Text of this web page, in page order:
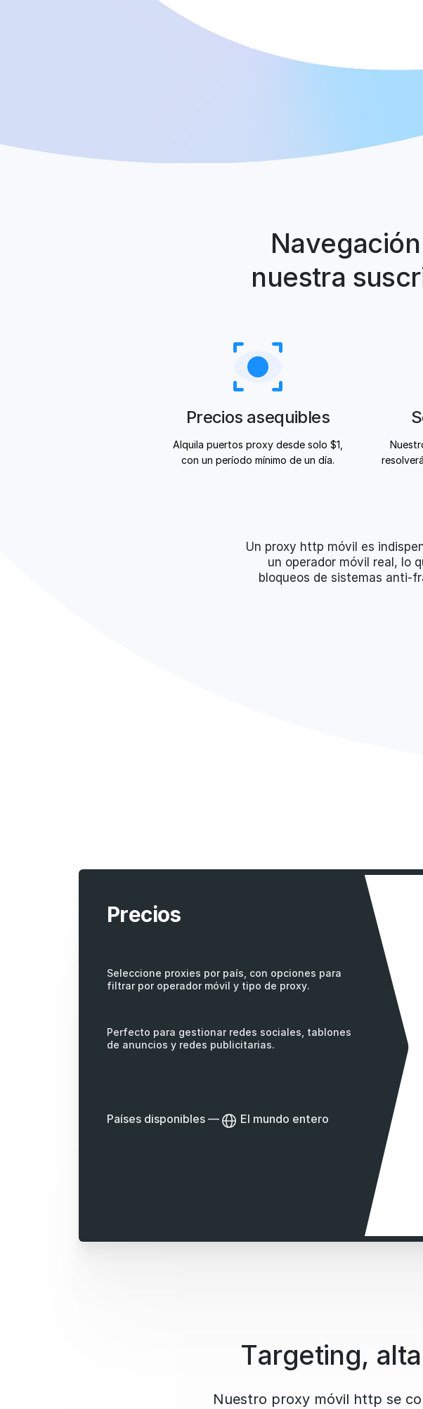
nuestra
Precios asequibles
Alquila puertos proxy desde solo $1,
con un período mínimo de un día.
Un proxy http móvil es
un operador móvil real, lo
bloqueos de sistemas anti-
Precios
Seleccione proxies por país, con opciones para
filtrar por operador móvil y tipo de proxy.
Perfecto para gestionar redes sociales, tablones
de anuncios y redes publicitarias.
Países disponibles — El mundo entero
Targeting,
Nuestro proxy móvil http se